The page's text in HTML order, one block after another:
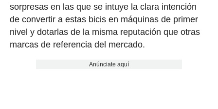
sorpresas en las que se intuye la clara intención
de convertir a estas bicis en máquinas de primer
nivel y dotarlas de la misma reputación que otras
marcas de referencia del mercado.
Anúnciate aquí